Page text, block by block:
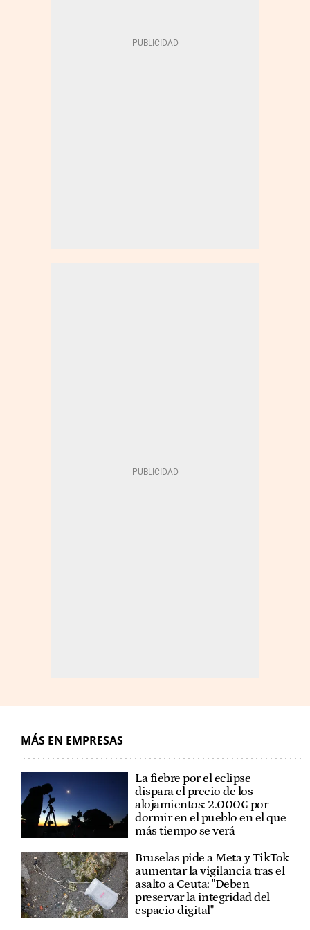
MÁS EN EMPRESAS
La fiebre por el eclipse
dispara el precio de los
alojamientos: 2.000€ por
dormir en el pueblo en el que
más tiempo se verá
Bruselas pide a Meta y TikTok
aumentar la vigilancia tras el
asalto a Ceuta: "Deben
preservar la integridad del
espacio digital"